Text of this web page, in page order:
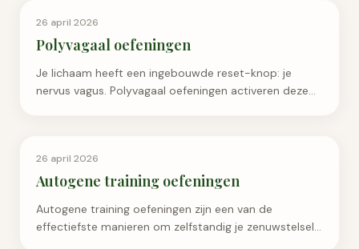
Ademhaling & Ontspanning
26 april 2026
Polyvagaal oefeningen
Je lichaam heeft een ingebouwde reset-knop: je
nervus vagus. Polyvagaal oefeningen activeren deze
Ademhaling & Ontspanning
26 april 2026
Autogene training oefeningen
Autogene training oefeningen zijn een van de
effectiefste manieren om zelfstandig je zenuwstelsel